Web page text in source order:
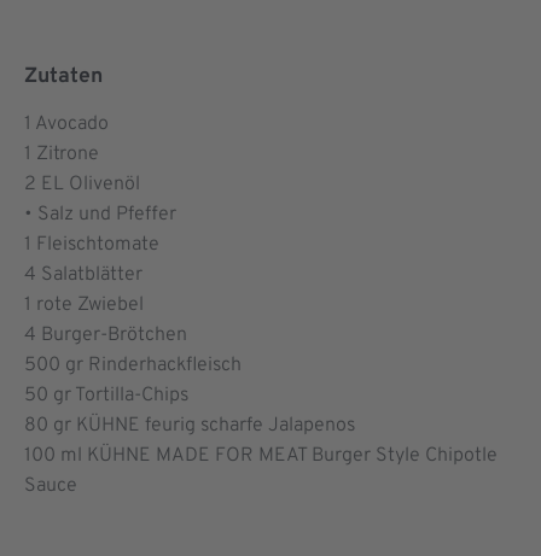
Zutaten
1 Avocado
1 Zitrone
2 EL Olivenöl
• Salz und Pfeffer
1 Fleischtomate
4 Salatblätter
1 rote Zwiebel
4 Burger-Brötchen
500 gr Rinderhackfleisch
50 gr Tortilla-Chips
80 gr KÜHNE feurig scharfe Jalapenos
100 ml KÜHNE MADE FOR MEAT Burger Style Chipotle
Sauce